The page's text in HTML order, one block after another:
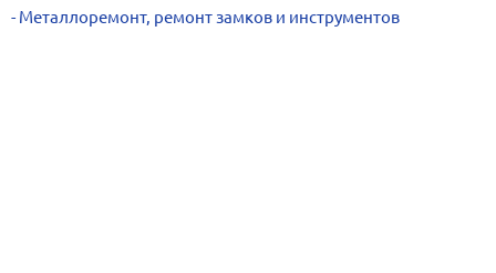
Металлоремонт, ремонт замков и инструментов